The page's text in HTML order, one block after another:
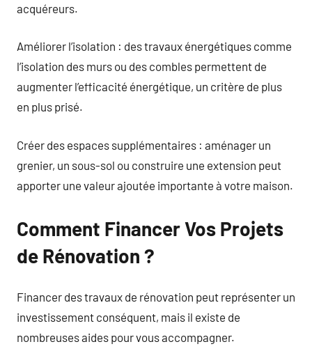
acquéreurs.
Améliorer l’isolation : des travaux énergétiques comme
l’isolation des murs ou des combles permettent de
augmenter l’efficacité énergétique, un critère de plus
en plus prisé.
Créer des espaces supplémentaires : aménager un
grenier, un sous-sol ou construire une extension peut
apporter une valeur ajoutée importante à votre maison.
Comment Financer Vos Projets
de Rénovation ?
Financer des travaux de rénovation peut représenter un
investissement conséquent, mais il existe de
nombreuses aides pour vous accompagner.